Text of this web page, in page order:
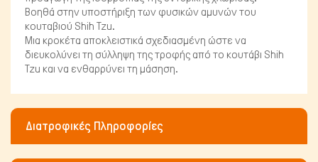
Βοηθά στην υποστήριξη των φυσικών αμυνών του
κουταβιού Shih Tzu.
Μια κροκέτα αποκλειστικά σχεδιασμένη ώστε να
διευκολύνει τη σύλληψη της τροφής από το κουτάβι Shih
Tzu και να ενθαρρύνει τη μάσηση.
Διατροφικές Πληροφορίες